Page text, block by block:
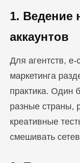
1. Ведение
аккаунтов
Для агентств,
маркетинга
практика. Один
разные страны,
креативные
смешивать